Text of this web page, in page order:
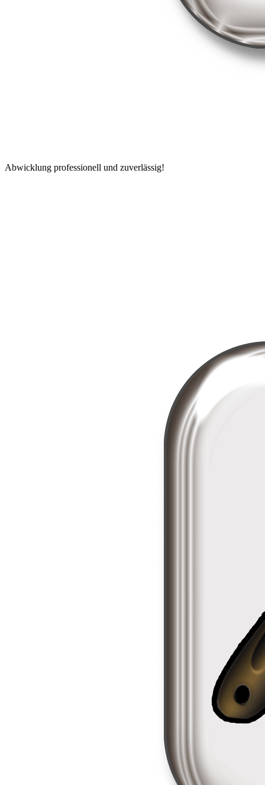
Abwicklung professionell und zuverlässig!